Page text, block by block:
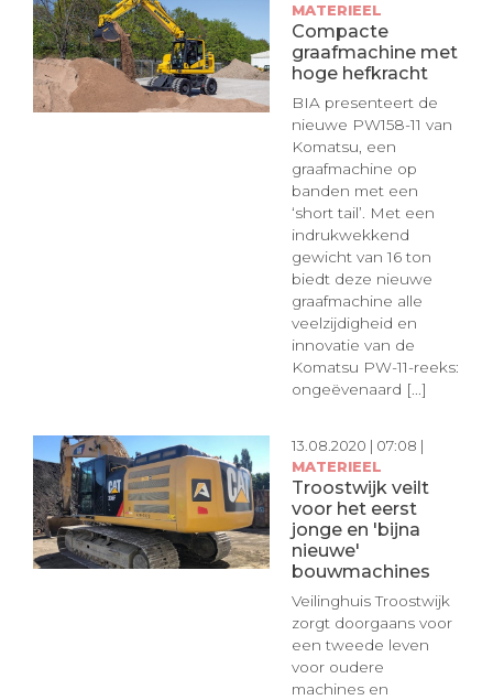
MATERIEEL
Compacte
graafmachine met
hoge hefkracht
BIA presenteert de
nieuwe PW158-11 van
Komatsu, een
graafmachine op
banden met een
‘short tail’. Met een
indrukwekkend
gewicht van 16 ton
biedt deze nieuwe
graafmachine alle
veelzijdigheid en
innovatie van de
Komatsu PW-11-reeks:
ongeëvenaard [...]
13.08.2020 | 07:08 |
MATERIEEL
Troostwijk veilt
voor het eerst
jonge en 'bijna
nieuwe'
bouwmachines
Veilinghuis Troostwijk
zorgt doorgaans voor
een tweede leven
voor oudere
machines en